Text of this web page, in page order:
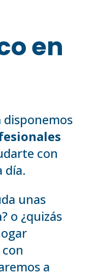
en
disponemos
con
día.
unas
? o ¿quizás
a